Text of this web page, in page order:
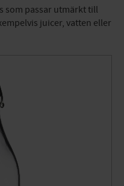
som passar utmärkt till
juicer, vatten eller